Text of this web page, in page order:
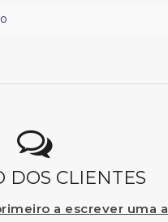
DOS CLIENTES
a escrever uma